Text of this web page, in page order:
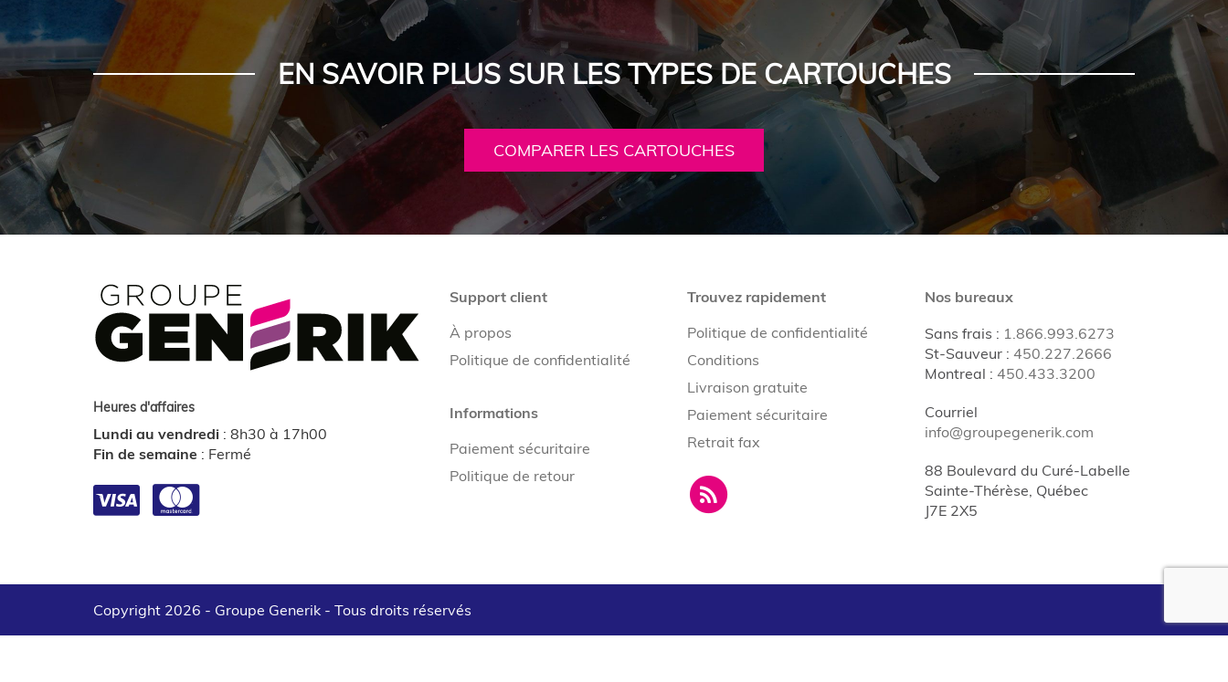
EN SAVOIR PLUS SUR LES TYPES DE CARTOUCHES
COMPARER LES CARTOUCHES
Heures d'affaires
Lundi au vendredi : 8h30 à 17h00
Fin de semaine : Fermé
Support client
À propos
Politique de confidentialité
Informations
Paiement sécuritaire
Politique de retour
Trouvez rapidement
Politique de confidentialité
Conditions
Livraison gratuite
Paiement sécuritaire
Retrait fax
Nos bureaux
Sans frais : 1.866.993.6273
St-Sauveur: 450.227.2666
Montreal : 450.433.3200
Courriel
info@groupegenerik.com
88 Boulevard du Curé-Labelle
Sainte-Thérèse, Québec
J7E 2X5
Copyright 2026 - Groupe Generik - Tous droits réservés